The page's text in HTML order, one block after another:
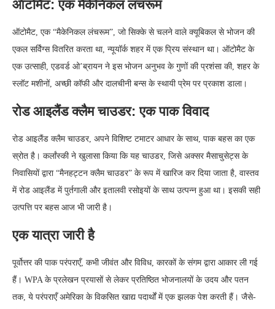
ऑटोमैट: एक मैकेनिकल लंचरूम
ऑटोमैट, एक “मैकेनिकल लंचरूम”, जो सिक्के से चलने वाले क्यूबिकल से भोजन की
एकल सर्विंग्स वितरित करता था, न्यूयॉर्क शहर में एक प्रिय संस्थान था। ऑटोमैट के
एक उत्साही, एडवर्ड ओ’ब्रायन ने इस भोजन अनुभव के गुणों की प्रशंसा की, शहर के
स्लॉट मशीनों, अच्छी कॉफी और दालचीनी बन्स के स्थायी प्रेम पर प्रकाश डाला।
रोड आइलैंड क्लैम चाउडर: एक पाक विवाद
रोड आइलैंड क्लैम चाउडर, अपने विशिष्ट टमाटर आधार के साथ, पाक बहस का एक
स्रोत है। कर्लांस्की ने खुलासा किया कि यह चाउडर, जिसे अक्सर मैसाचुसेट्स के
निवासियों द्वारा “मैनहट्टन क्लैम चाउडर” के रूप में खारिज कर दिया जाता है, वास्तव
में रोड आइलैंड में पुर्तगाली और इतालवी रसोइयों के साथ उत्पन्न हुआ था। इसकी सही
उत्पत्ति पर बहस आज भी जारी है।
एक यात्रा जारी है
पूर्वोत्तर की पाक परंपराएँ, कभी जीवंत और विविध, कारकों के संगम द्वारा आकार ली गई
हैं। WPA के प्रलेखन प्रयासों से लेकर प्रतिष्ठित भोजनालयों के उदय और पतन
तक, ये परंपराएँ अमेरिका के विकसित खाद्य पदार्थों में एक झलक पेश करती हैं। जैसे-